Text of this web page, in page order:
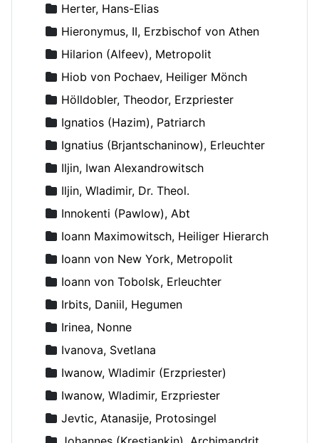
Herter, Hans-Elias
Hieronymus, II, Erzbischof von Athen
Hilarion (Alfeev), Metropolit
Hiob von Pochaev, Heiliger Mönch
Hölldobler, Theodor, Erzpriester
Ignatios (Hazim), Patriarch
Ignatius (Brjantschaninow), Erleuchter
Iljin, Iwan Alexandrowitsch
Iljin, Wladimir, Dr. Theol.
Innokenti (Pawlow), Abt
Ioann Maximowitsch, Heiliger Hierarch
Ioann von New York, Metropolit
Ioann von Tobolsk, Erleuchter
Irbits, Daniil, Hegumen
Irinea, Nonne
Ivanova, Svetlana
Iwanow, Wladimir (Erzpriester)
Iwanow, Wladimir, Erzpriester
Jevtic, Atanasije, Protosingel